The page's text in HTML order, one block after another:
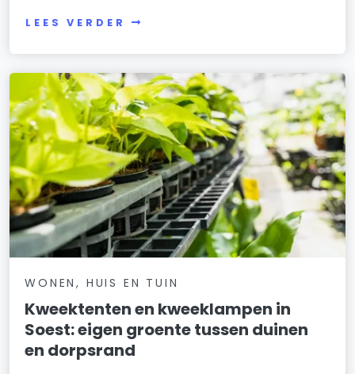
LEES VERDER
WONEN, HUIS EN TUIN
Kweektenten en kweeklampen in
Soest: eigen groente tussen duinen
en dorpsrand